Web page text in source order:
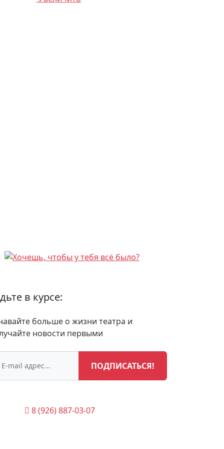
в курсе:
больше о жизни театра и
новости первыми
ПОДПИСАТЬСЯ!
8 (926) 887-03-07